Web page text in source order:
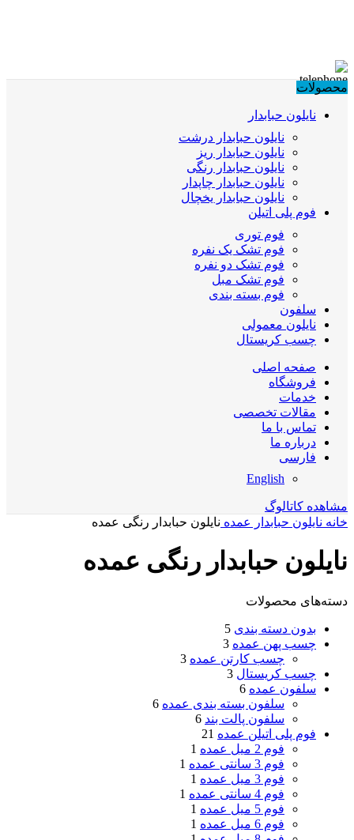
محصولات
نایلون حبابدار
نایلون حبابدار درشت
نایلون حبابدار ریز
نایلون حبابدار رنگی
نایلون حبابدار چاپدار
نایلون حبابدار یخچال
فوم پلی اتیلن
فوم توری
فوم تشک یک نفره
فوم تشک دو نفره
فوم تشک مبل
فوم بسته بندی
سلفون
نایلون معمولی
چسب کریستال
صفحه اصلی
فروشگاه
خدمات
مقالات تخصصی
تماس با ما
درباره ما
فارسی
English
مشاهده کاتالوگ
خانه نایلون حبابدار عمده نایلون حبابدار رنگی عمده
نایلون حبابدار رنگی عمده
دسته‌های محصولات
بدون دسته بندی 5
چسب پهن عمده 3
چسب کارتن عمده 3
چسب کریستال 3
سلفون عمده 6
سلفون بسته بندی عمده 6
سلفون پالت بند 6
فوم پلی اتیلن عمده 21
فوم 2 میل عمده
1
فوم 3 سانتی عمده
1
فوم 3 میل عمده
1
فوم 4 سانتی عمده
1
فوم 5 میل عمده
1
فوم 6 میل عمده
1